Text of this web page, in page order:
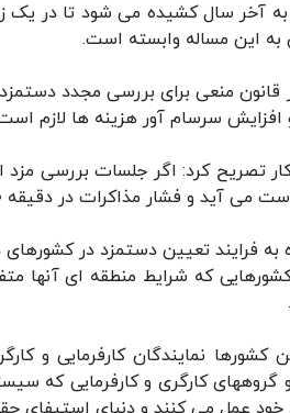
به آخر سال کشیده می شود تا در یک
به این مساله وابسته است.
قانون منعی برای بررسی مجدد دستمزد
سرسام آور هزینه ها لازم است
تصریح کرد: اگر جلسات بررسی
مذاکرات در دقیقه ۹۰ و نارضایتی کارگران را شاهد نخواهیم بود.
به فرایند تعیین دستمزد در
که شرایط منطقه ای آنها
کشورها نمایندگان کارفرمایی و
گروههای کارگری و کارفرمایی که